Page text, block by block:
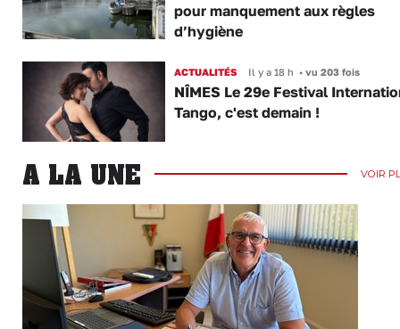
pour manquement aux règles
d’hygiène
ACTUALITÉS Il y a 18 h •vu 203 fois
NÎMES Le 29e Festival
Tango, c'est demain !
A LA UNE VOIR